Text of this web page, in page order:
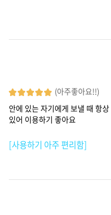
(아주좋아요!!)
안에 있는 자기에게 보낼 때 항
있어 이용하기 좋아요
[사용하기 아주 편리함]